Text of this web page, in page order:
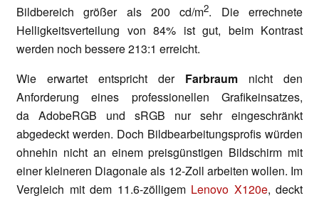
Bildbereich größer als 200 cd/m2. Die errechnete
Helligkeitsverteilung von 84% ist gut, beim Kontrast
werden noch bessere 213:1 erreicht.
Wie erwartet entspricht der Farbraum nicht den
Anforderung eines professionellen Grafikeinsatzes,
da AdobeRGB und sRGB nur sehr eingeschränkt
abgedeckt werden. Doch Bildbearbeitungsprofis würden
ohnehin nicht an einem preisgünstigen Bildschirm mit
einer kleineren Diagonale als 12-Zoll arbeiten wollen. Im
Vergleich mit dem 11.6-zölligem Lenovo X120e, deckt